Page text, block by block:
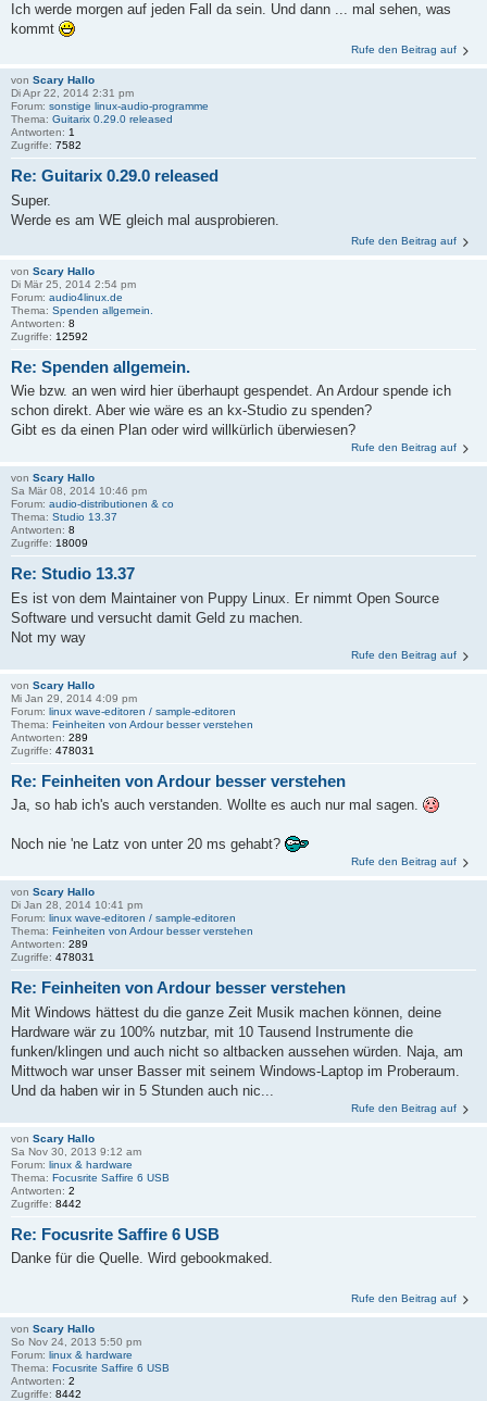
Ich werde morgen auf jeden Fall da sein. Und dann ... mal sehen, was
kommt
Rufe den Beitrag auf
von Scary Hallo
Di Apr 22, 2014 2:31 pm
Forum: sonstige linux-audio-programme
Thema: Guitarix 0.29.0 released
Antworten: 1
Zugriffe: 7582
Re: Guitarix 0.29.0 released
Super.
Werde es am WE gleich mal ausprobieren.
Rufe den Beitrag auf
von Scary Hallo
Di Mär 25, 2014 2:54 pm
Forum: audio4linux.de
Thema: Spenden allgemein.
Antworten: 8
Zugriffe: 12592
Re: Spenden allgemein.
Wie bzw. an wen wird hier überhaupt gespendet. An Ardour spende ich
schon direkt. Aber wie wäre es an kx-Studio zu spenden?
Gibt es da einen Plan oder wird willkürlich überwiesen?
Rufe den Beitrag auf
von Scary Hallo
Sa Mär 08, 2014 10:46 pm
Forum: audio-distributionen & co
Thema: Studio 13.37
Antworten: 8
Zugriffe: 18009
Re: Studio 13.37
Es ist von dem Maintainer von Puppy Linux. Er nimmt Open Source
Software und versucht damit Geld zu machen.
Not my way
Rufe den Beitrag auf
von Scary Hallo
Mi Jan 29, 2014 4:09 pm
Forum: linux wave-editoren / sample-editoren
Thema: Feinheiten von Ardour besser verstehen
Antworten: 289
Zugriffe: 478031
Re: Feinheiten von Ardour besser verstehen
Ja, so hab ich's auch verstanden. Wollte es auch nur mal sagen.
Noch nie 'ne Latz von unter 20 ms gehabt?
Rufe den Beitrag auf
von Scary Hallo
Di Jan 28, 2014 10:41 pm
Forum: linux wave-editoren / sample-editoren
Thema: Feinheiten von Ardour besser verstehen
Antworten: 289
Zugriffe: 478031
Re: Feinheiten von Ardour besser verstehen
Mit Windows hättest du die ganze Zeit Musik machen können, deine
Hardware wär zu 100% nutzbar, mit 10 Tausend Instrumente die
funken/klingen und auch nicht so altbacken aussehen würden. Naja, am
Mittwoch war unser Basser mit seinem Windows-Laptop im Proberaum.
Und da haben wir in 5 Stunden auch nic...
Rufe den Beitrag auf
von Scary Hallo
Sa Nov 30, 2013 9:12 am
Forum: linux & hardware
Thema: Focusrite Saffire 6 USB
Antworten: 2
Zugriffe: 8442
Re: Focusrite Saffire 6 USB
Danke für die Quelle. Wird gebookmaked.
Rufe den Beitrag auf
von Scary Hallo
So Nov 24, 2013 5:50 pm
Forum: linux & hardware
Thema: Focusrite Saffire 6 USB
Antworten: 2
Zugriffe: 8442